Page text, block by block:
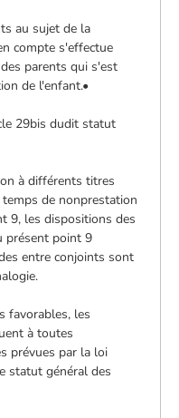
au sujet de la
compte s'effectue
parents qui s'est
de l'enfant.•
29bis dudit statut
à différents titres
de nonprestation
9, les dispositions des
présent point 9
entre conjoints sont
favorables, les
à toutes
prévues par la loi
statut général des